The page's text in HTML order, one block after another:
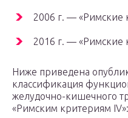
2006 г. — «Римские
2016 г. — «Римские
Ниже приведена
классификация
желудочно-кишечного
«Римским критериям IV»: